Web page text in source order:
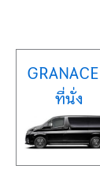
ที่นั่ง